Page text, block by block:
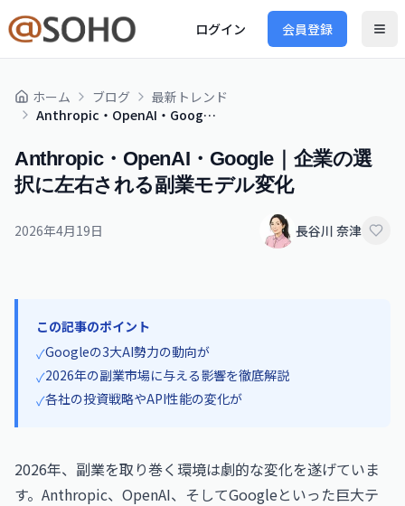
ログイン 会員登録
ホーム ブログ
最新トレンド
Anthropic・OpenAI・Google｜企業の選択に左右される副業モデル変化
Anthropic・OpenAI・Google｜企業の選
択に左右される副業モデル変化
2026年4月19日 長谷川 奈津
この記事のポイント
✓Googleの3大AI勢力の動向が
✓2026年の副業市場に与える影響を徹底解説
✓各社の投資戦略やAPI性能の変化が
2026年、副業を取り巻く環境は劇的な変化を遂げていま
す。Anthropic、OpenAI、そしてGoogleといった巨大テ